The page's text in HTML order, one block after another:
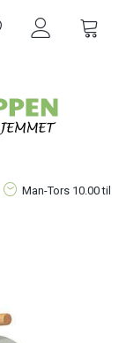
Man-Tors 10.00 til